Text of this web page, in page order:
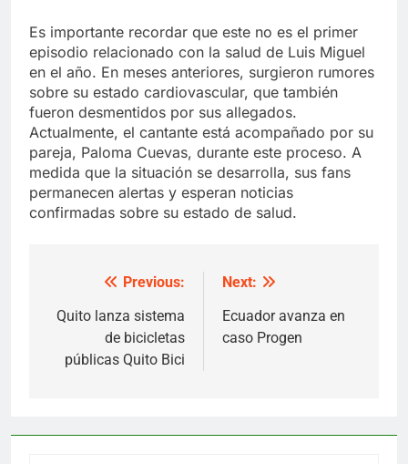
Es importante recordar que este no es el primer
episodio relacionado con la salud de Luis Miguel
en el año. En meses anteriores, surgieron rumores
sobre su estado cardiovascular, que también
fueron desmentidos por sus allegados.
Actualmente, el cantante está acompañado por su
pareja, Paloma Cuevas, durante este proceso. A
medida que la situación se desarrolla, sus fans
permanecen alertas y esperan noticias
confirmadas sobre su estado de salud.
navigation
Previous:
Quito lanza sistema
de bicicletas
públicas Quito Bici
Next:
Ecuador avanza en
caso Progen